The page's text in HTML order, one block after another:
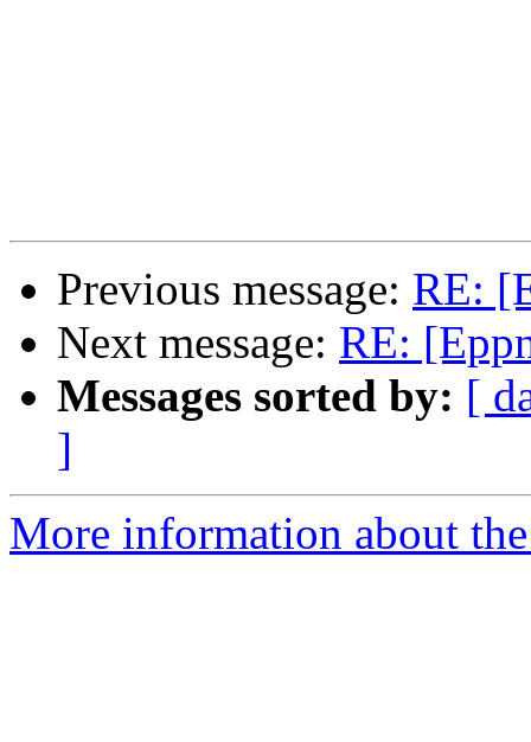
Previous message: RE:
Next message: RE:
Messages sorted by: [
]
More information about